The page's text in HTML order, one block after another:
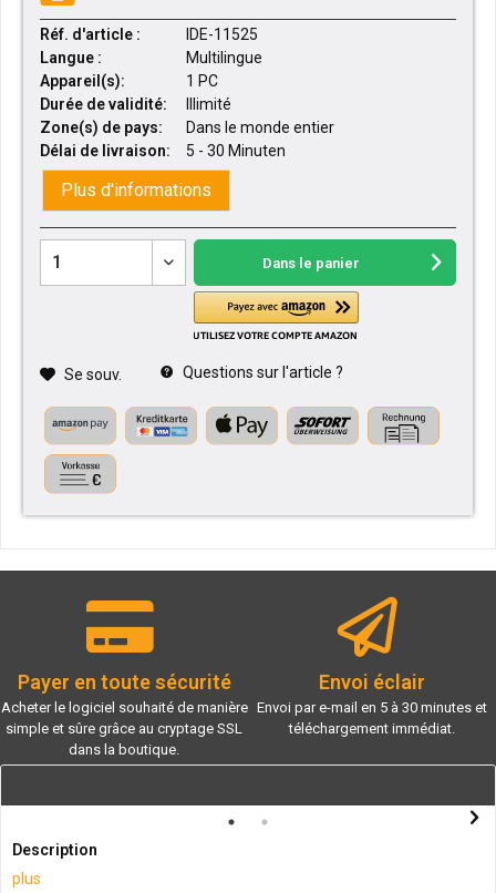
Réf. d'article :
IDE-11525
Langue :
Multilingue
Appareil(s):
1 PC
Durée de validité:
Illimité
Zone(s) de pays:
Dans le monde entier
Délai de livraison:
5 - 30 Minuten
Plus d'informations
Dans le panier
Se souv. Questions sur l'article ?
Payer en toute sécurité
Acheter le logiciel souhaité de manière
simple et sûre grâce au cryptage SSL
dans la boutique.
Envoi éclair
Envoi par e-mail en 5 à 30 minutes et
téléchargement immédiat.
Description
plus